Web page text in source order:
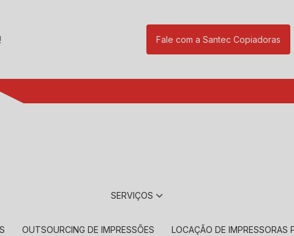
Fale com a Santec Copiadoras
SERVIÇOS
OUTSOURCING DE IMPRESSÕES LOCAÇÃO DE IMPRESSORAS